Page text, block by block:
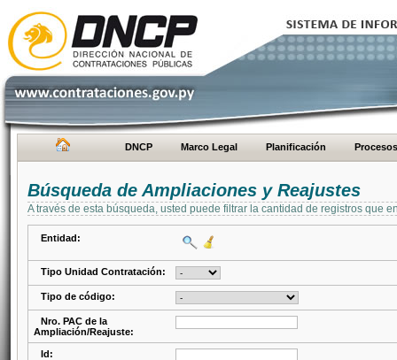
DNCP Marco Legal Planificación Procesos
Búsqueda de Ampliaciones y Reajustes
A través de esta búsqueda, usted puede filtrar la cantidad de registros que
Entidad:
Tipo Unidad Contratación:
Tipo de código:
Nro. PAC de la
Ampliación/Reajuste:
Id: